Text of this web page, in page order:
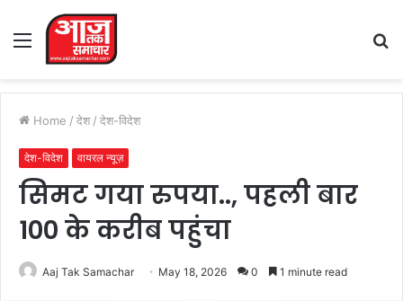
Menu
Home / देश / देश-विदेश
देश-विदेश वायरल न्यूज़
सिमट गया रुपया.., पहली बार
100 के करीब पहुंचा
Aaj Tak Samachar May 18, 2026 0 1 minute read